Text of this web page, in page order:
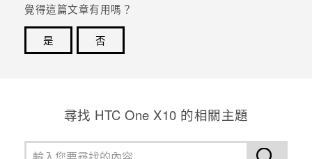
覺得這篇文章有用嗎？
是
否
尋找 HTC One X10 的相關主題